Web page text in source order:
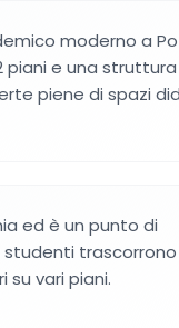
moderno a
piani e una struttura
piene di spazi
ed è un punto di
trascorrono
su vari piani.